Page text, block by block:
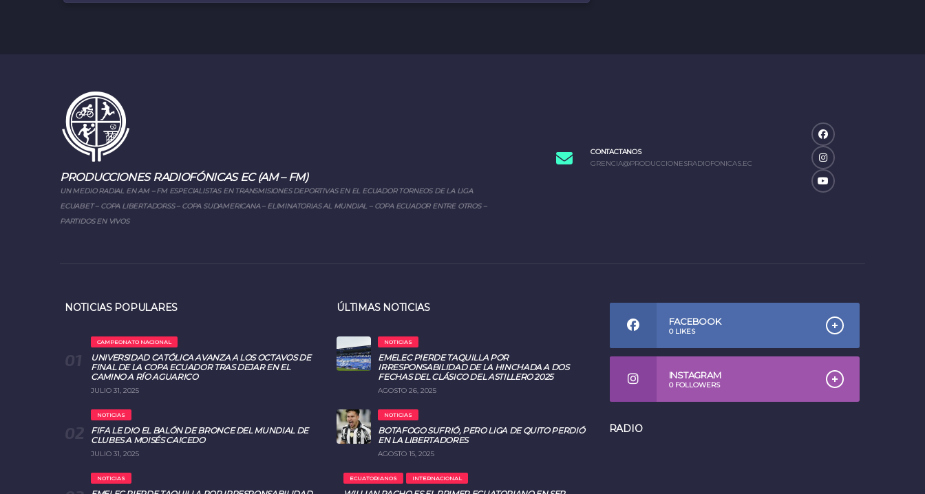
PRODUCCIONES RADIOFÓNICAS EC (AM – FM)
UN MEDIO RADIAL EN AM – FM ESPECIALISTAS EN TRANSMISIONES DEPORTIVAS EN EL ECUADOR TORNEOS DE LA LIGA
ECUABET – COPA LIBERTADORSS – COPA SUDAMERICANA – ELIMINATORIAS AL MUNDIAL – COPA ECUADOR ENTRE OTROS –
PARTIDOS EN VIVOS
CONTACTANOS
GRENCIA@PRODUCCIONESRADIOFONICAS.EC
NOTICIAS POPULARES
CAMPEONATO NACIONAL
UNIVERSIDAD CATÓLICA AVANZA A LOS OCTAVOS DE
FINAL DE LA COPA ECUADOR TRAS DEJAR EN EL
CAMINO A RÍO AGUARICO
JULIO 31, 2025
NOTICIAS
FIFA LE DIO EL BALÓN DE BRONCE DEL MUNDIAL DE
CLUBES A MOISÉS CAICEDO
JULIO 31, 2025
NOTICIAS
ÚLTIMAS NOTICIAS
NOTICIAS
EMELEC PIERDE TAQUILLA POR
IRRESPONSABILIDAD DE LA HINCHADA A DOS
FECHAS DEL CLÁSICO DEL ASTILLERO 2025
AGOSTO 26, 2025
NOTICIAS
BOTAFOGO SUFRIÓ, PERO LIGA DE QUITO PERDIÓ
EN LA LIBERTADORES
AGOSTO 15, 2025
ECUATORIANOS INTERNACIONAL
FACEBOOK
0LIKES
INSTAGRAM
0FOLLOWERS
RADIO